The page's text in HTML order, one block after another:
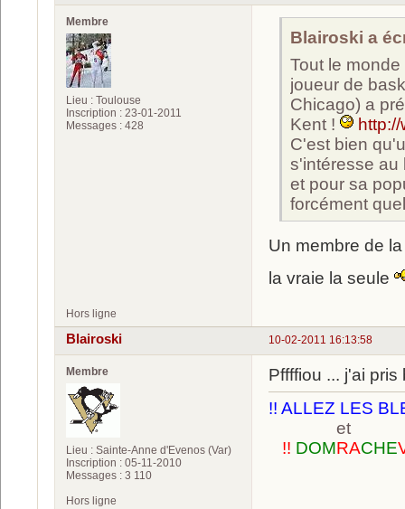
Membre
Lieu : Toulouse
Inscription : 23-01-2011
Messages : 428
Blairoski a
Tout le
joueur de
Chicago) a
Kent !
C'est bien
s'intéresse au
et pour sa
forcément
Un membre de
la vraie la seule
Hors ligne
10-02-2011 16:13:58
Blairoski
Membre
Lieu : Sainte-Anne d'Evenos (Var)
Inscription : 05-11-2010
Messages : 3 110
Pffffiou ... j'ai
!! ALLEZ LES
et
!! DOMRACHE
Hors ligne